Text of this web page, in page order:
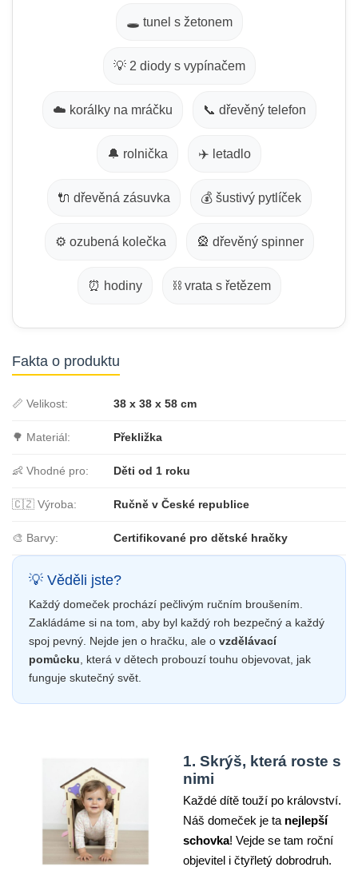
🕳️ tunel s žetonem
💡 2 diody s vypínačem
☁️ korálky na mráčku 📞 dřevěný telefon
🔔 rolnička ✈️ letadlo
🔌 dřevěná zásuvka 💰 šustivý pytlíček
⚙️ ozubená kolečka 🎡 dřevěný spinner
⏰ hodiny ⛓️ vrata s řetězem
Fakta o produktu
📏 Velikost: 38 x 38 x 58 cm
🌳 Materiál: Překližka
👶 Vhodné pro: Děti od 1 roku
🇨🇿 Výroba: Ručně v České republice
🎨 Barvy: Certifikované pro dětské hračky
💡 Věděli jste?
Každý domeček prochází pečlivým ručním broušením.
Zakládáme si na tom, aby byl každý roh bezpečný a každý
spoj pevný. Nejde jen o hračku, ale o vzdělávací
pomůcku , která v dětech probouzí touhu objevovat, jak
funguje skutečný svět.
1. Skrýš, která roste s
nimi
Každé dítě touží po království.
Náš domeček je ta nejlepší
schovka! Vejde se tam roční
objevitel i čtyřletý dobrodruh.